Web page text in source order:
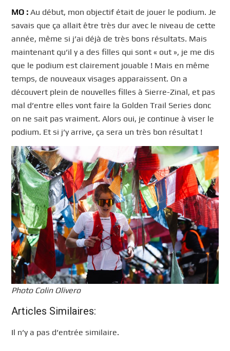
MO :Au début, mon objectif était de jouer le podium. Je
savais que ça allait être très dur avec le niveau de cette
année, même si j’ai déjà de très bons résultats. Mais
maintenant qu’il y a des filles qui sont « out », je me dis
que le podium est clairement jouable ! Mais en même
temps, de nouveaux visages apparaissent. On a
découvert plein de nouvelles filles à Sierre-Zinal, et pas
mal d’entre elles vont faire la Golden Trail Series donc
on ne sait pas vraiment. Alors oui, je continue à viser le
podium. Et si j’y arrive, ça sera un très bon résultat !
Photo Colin Olivero
Articles Similaires:
Il n’y a pas d’entrée similaire.